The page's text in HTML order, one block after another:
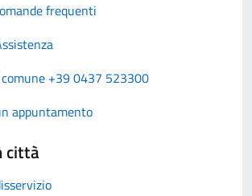
frequenti
+39 0437 523300
appuntamento
città